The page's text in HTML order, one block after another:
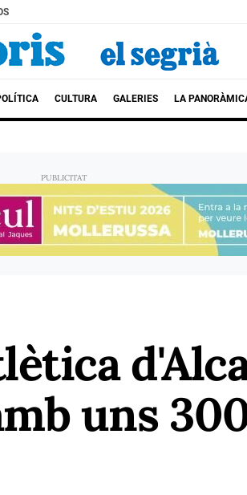
CULTURA GALERIES LA
uns